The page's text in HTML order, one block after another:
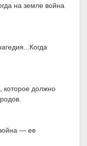
на земле война
которое должно
— ее